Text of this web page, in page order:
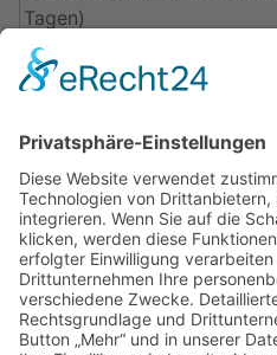
Tagen)
Anzahl unterschiedlicher
der kürzlich erfolgten
Seiteneigenschaften
Eingebundene
Vorlagen (2)